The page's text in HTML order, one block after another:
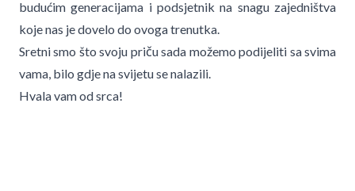
budućim generacijama i podsjetnik na snagu zajedništva
koje nas je dovelo do ovoga trenutka.
Sretni smo što svoju priču sada možemo podijeliti sa svima
vama, bilo gdje na svijetu se nalazili.
Hvala vam od srca!